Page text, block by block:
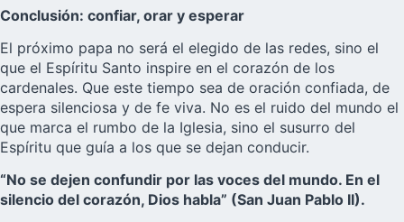
Conclusión: confiar, orar y esperar
El próximo papa no será el elegido de las redes, sino el
que el Espíritu Santo inspire en el corazón de los
cardenales. Que este tiempo sea de oración confiada, de
espera silenciosa y de fe viva. No es el ruido del mundo el
que marca el rumbo de la Iglesia, sino el susurro del
Espíritu que guía a los que se dejan conducir.
“No se dejen confundir por las voces del mundo. En el
silencio del corazón, Dios habla” (San Juan Pablo II).